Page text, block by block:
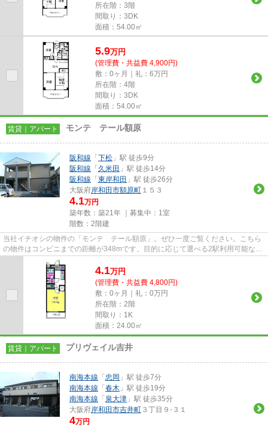
所在階：3階
間取り：3DK
面積：54.00㎡
5.9万円
(管理費・共益費 4,900円)
敷：0ヶ月｜礼：6万円
所在階：4階
間取り：3DK
面積：54.00㎡
賃貸｜アパート モンテ テール額原
阪和線 「 下松 」駅 徒歩9分
阪和線 「 久米田 」駅 徒歩14分
阪和線 「 東岸和田 」駅 徒歩26分
大阪府岸和田市額原町 １５３
4.1万円
築年数：築21年 ｜募集中： 1室
階数：2階建
当社イチオシの物件の「モンテ テール額原」。ぜひ一度ご覧ください。こちら
の物件はコンビニまでの距離が348mです。目的に応じて選べる2駅利用可能な物
件です。こちらは徒歩9分に立...
4.1万円
(管理費・共益費 4,800円)
敷：0ヶ月｜礼：0万円
所在階：2階
間取り：1K
面積：24.00㎡
賃貸｜アパート プリヴェイル吉井
南海本線 「 忠岡 」駅 徒歩7分
南海本線 「 春木 」駅 徒歩19分
南海本線 「 泉大津 」駅 徒歩35分
大阪府岸和田市吉井町 ３丁目９-３１
4万円